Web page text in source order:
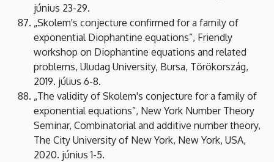
június 23-29.
„Skolem's conjecture confirmed for a family of
exponential Diophantine equations”, Friendly
workshop on Diophantine equations and related
problems, Uludag University, Bursa, Törökország,
2019. július 6-8.
„The validity of Skolem's conjecture for a family of
exponential equations”, New York Number Theory
Seminar, Combinatorial and additive number theory,
The City University of New York, New York, USA,
2020. június 1-5.